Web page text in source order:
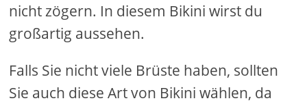
nicht zögern. In diesem Bikini wirst du
großartig aussehen.
Falls Sie nicht viele Brüste haben, sollten
Sie auch diese Art von Bikini wählen, da